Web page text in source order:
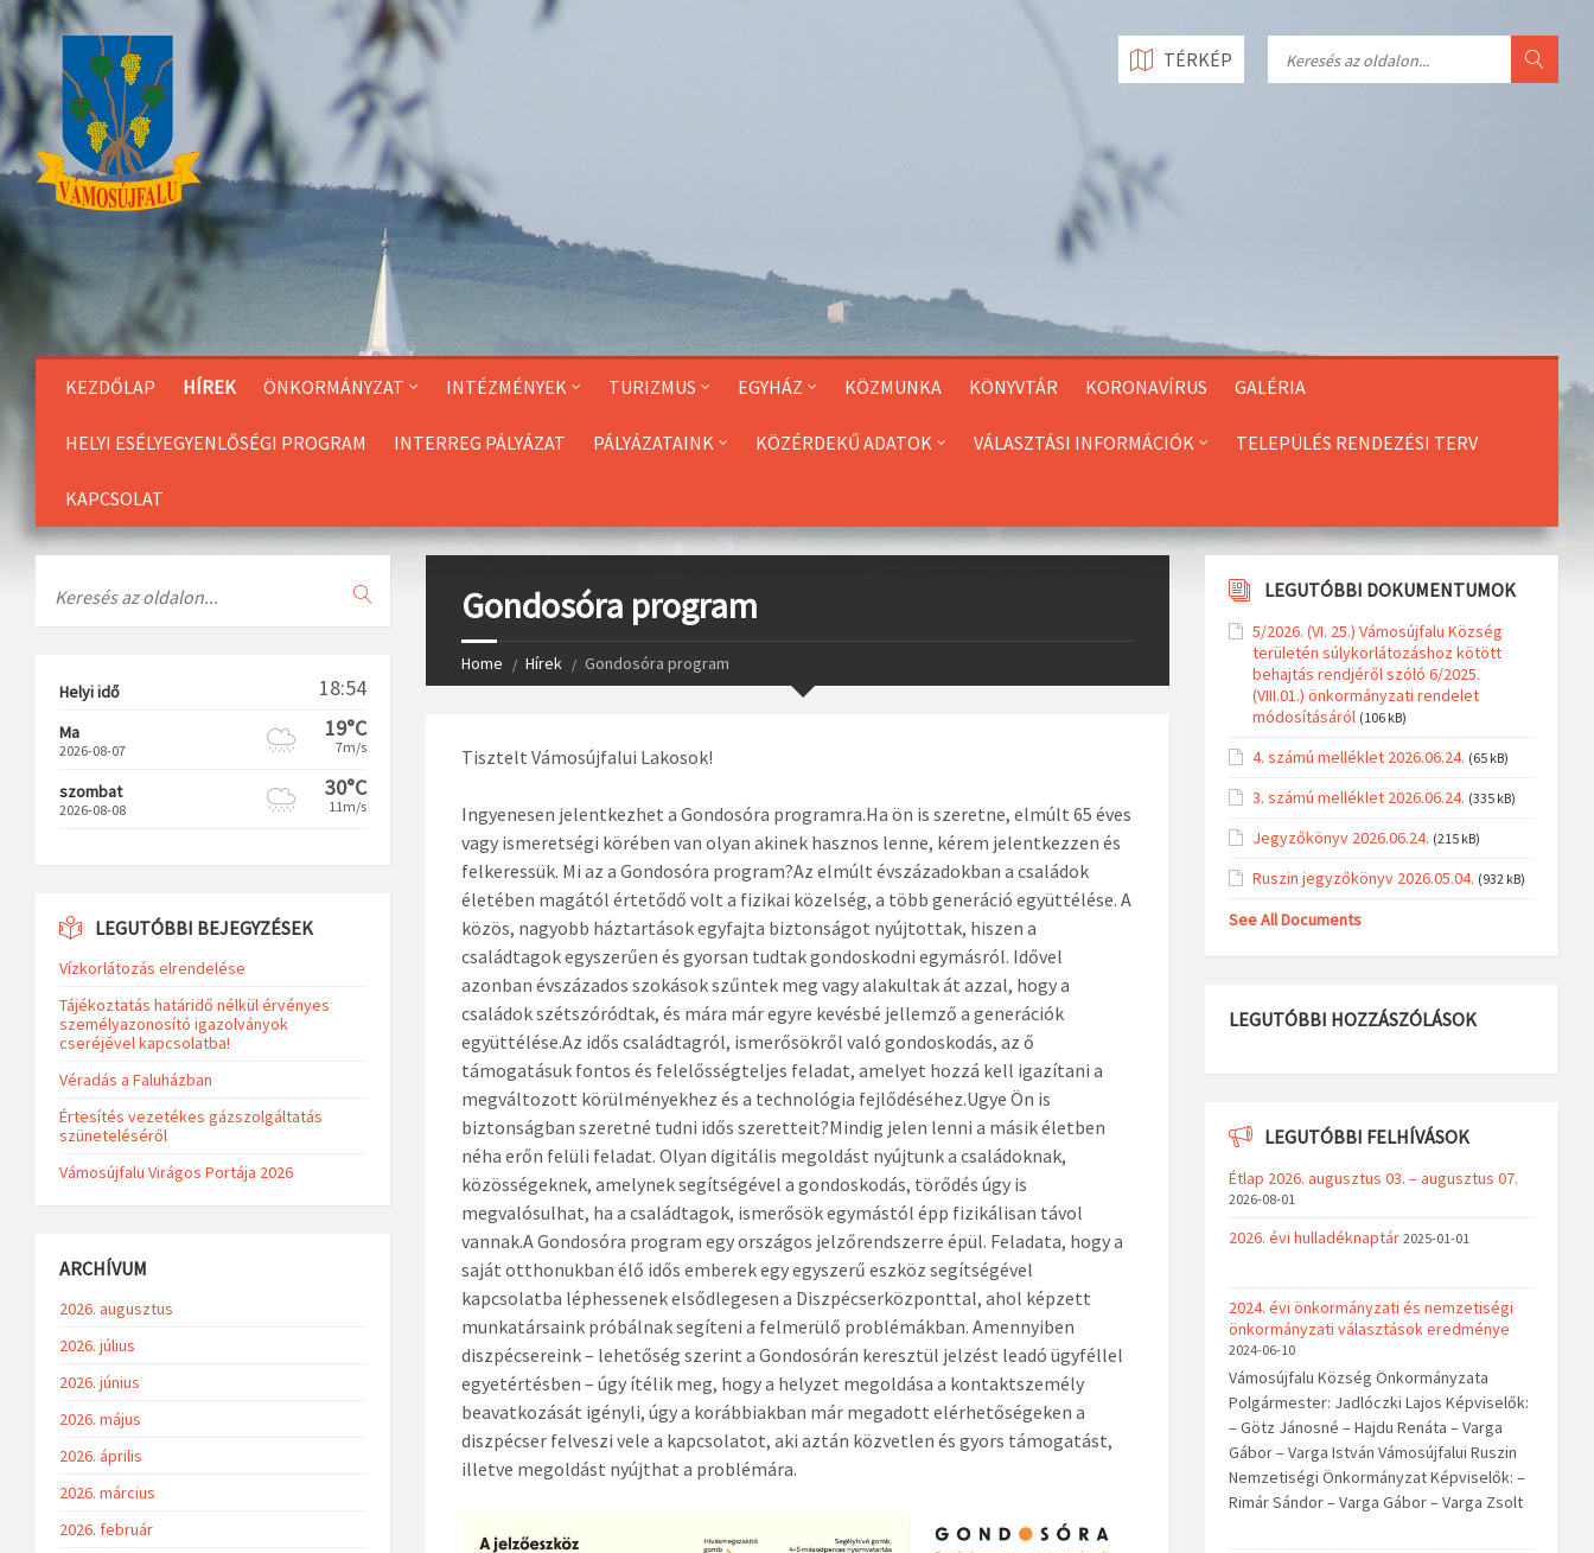
Skip
to
Content
KEZDŐLAP HÍREK ÖNKORMÁNYZAT INTÉZMÉNYEK TURIZMUS EGYHÁZ KÖZMUNKA KÖNYVTÁR KORONAVÍRUS GALÉRIA
HELYI ESÉLYEGYENLŐSÉGI PROGRAM INTERREG PÁLYÁZAT PÁLYÁZATAINK KÖZÉRDEKŰ ADATOK VÁLASZTÁSI INFORMÁCIÓK TELEPÜLÉS RENDEZÉSI TERV
KAPCSOLAT
TÉRKÉP
Gondosóra program
Home Hírek Gondosóra program
Tisztelt Vámosújfalui Lakosok!
Ingyenesen jelentkezhet a Gondosóra programra.Ha ön is szeretne, elmúlt 65 éves
vagy ismeretségi körében van olyan akinek hasznos lenne, kérem jelentkezzen és
felkeressük. Mi az a Gondosóra program?Az elmúlt évszázadokban a családok
életében magától értetődő volt a fizikai közelség, a több generáció együttélése. A
közös, nagyobb háztartások egyfajta biztonságot nyújtottak, hiszen a
családtagok egyszerűen és gyorsan tudtak gondoskodni egymásról. Idővel
azonban évszázados szokások szűntek meg vagy alakultak át azzal, hogy a
családok szétszóródtak, és mára már egyre kevésbé jellemző a generációk
együttélése.Az idős családtagról, ismerősökről való gondoskodás, az ő
támogatásuk fontos és felelősségteljes feladat, amelyet hozzá kell igazítani a
megváltozott körülményekhez és a technológia fejlődéséhez.Ugye Ön is
biztonságban szeretné tudni idős szeretteit?Mindig jelen lenni a másik életben
néha erőn felüli feladat. Olyan digitális megoldást nyújtunk a családoknak,
közösségeknek, amelynek segítségével a gondoskodás, törődés úgy is
megvalósulhat, ha a családtagok, ismerősök egymástól épp fizikálisan távol
vannak.A Gondosóra program egy országos jelzőrendszerre épül. Feladata, hogy a
saját otthonukban élő idős emberek egy egyszerű eszköz segítségével
kapcsolatba léphessenek elsődlegesen a Diszpécserközponttal, ahol képzett
munkatársaink próbálnak segíteni a felmerülő problémákban. Amennyiben
diszpécsereink – lehetőség szerint a Gondosórán keresztül jelzést leadó ügyféllel
egyetértésben – úgy ítélik meg, hogy a helyzet megoldása a kontaktszemély
beavatkozását igényli, úgy a korábbiakban már megadott elérhetőségeken a
diszpécser felveszi vele a kapcsolatot, aki aztán közvetlen és gyors támogatást,
illetve megoldást nyújthat a problémára.
Helyi idő 18:54
Ma
2026-08-07
19°C
7m/s
szombat
2026-08-08
30°C
11m/s
LEGUTÓBBI BEJEGYZÉSEK
Vízkorlátozás elrendelése
Tájékoztatás határidő nélkül érvényes
személyazonosító igazolványok
cseréjével kapcsolatba!
Véradás a Faluházban
Értesítés vezetékes gázszolgáltatás
szüneteléséről
Vámosújfalu Virágos Portája 2026
ARCHÍVUM
2026. augusztus
2026. július
2026. június
2026. május
2026. április
2026. március
2026. február
LEGUTÓBBI DOKUMENTUMOK
5/2026. (VI. 25.) Vámosújfalu Község
területén súlykorlátozáshoz kötött
behajtás rendjéről szóló 6/2025.
(VIII.01.) önkormányzati rendelet
módosításáról (106 kB)
4. számú melléklet 2026.06.24. (65 kB)
3. számú melléklet 2026.06.24. (335 kB)
Jegyzőkönyv 2026.06.24. (215 kB)
Ruszin jegyzőkönyv 2026.05.04. (932 kB)
See All Documents
LEGUTÓBBI HOZZÁSZÓLÁSOK
LEGUTÓBBI FELHÍVÁSOK
Étlap 2026. augusztus 03. – augusztus 07.
2026-08-01
2026. évi hulladéknaptár 2025-01-01
2024. évi önkormányzati és nemzetiségi
önkormányzati választások eredménye
2024-06-10
Vámosújfalu Község Önkormányzata
Polgármester: Jadlóczki Lajos Képviselők:
– Götz Jánosné – Hajdu Renáta – Varga
Gábor – Varga István Vámosújfalui Ruszin
Nemzetiségi Önkormányzat Képviselők: –
Rimár Sándor – Varga Gábor – Varga Zsolt